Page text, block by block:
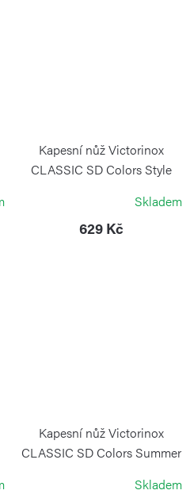
Kapesní nůž Victorinox
CLASSIC SD Colors Style
Skladem
629 Kč
Kapesní nůž Victorinox
CLASSIC SD Colors Summer
Skladem